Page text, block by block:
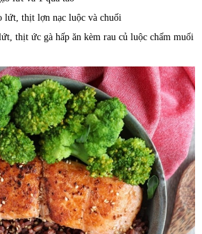
lứt, thịt lợn nạc luộc và chuối
thịt ức gà hấp ăn kèm rau củ luộc chấm muối